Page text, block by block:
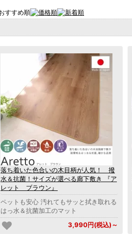
落ち着いた色合いの木目柄が人気！ 撥
水＆抗菌！サイズが選べる廊下敷き 『ア
レット ブラウン』
ペットも安心 汚れてもサッと拭き取れる
はっ水＆抗菌加工のマット
3,990円(税込)～